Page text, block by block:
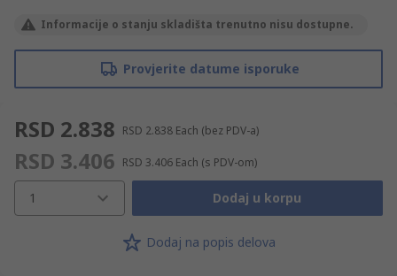
Informacije o stanju skladišta trenutno nisu dostupne.
Provjerite datume isporuke
RSD 2.838 RSD 2.838 Each (bez PDV-a)
RSD 3.406 RSD 3.406 Each (s PDV-om)
1 Dodaj u korpu
Dodaj na popis delova